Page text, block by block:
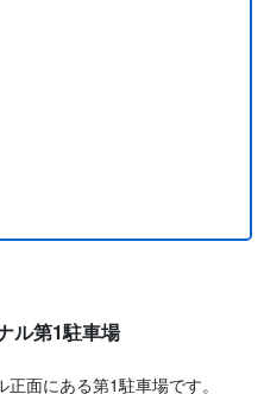
ル第1駐車場
面にある第1駐車場です。